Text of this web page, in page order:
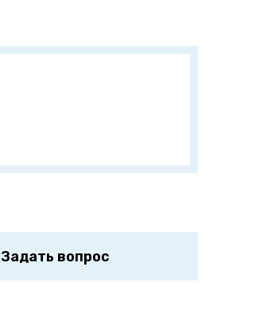
Задать вопрос